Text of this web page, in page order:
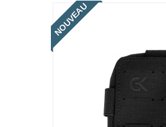
NOUVEAU